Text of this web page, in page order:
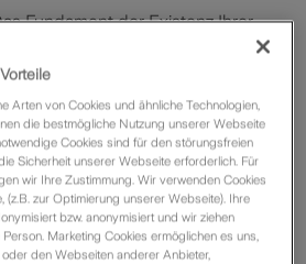
Fundament der Existenz Ihrer
wenn Schäden durch Feuer,
Hagel oder
Wohngebäudeversicherung sind
vor den finanziellen Folgen
Arten von Cookies und ähnliche Technologien,
die bestmögliche Nutzung unserer Webseite
Cookies sind für den störungsfreien
Sicherheit unserer Webseite erforderlich. Für
wir Ihre Zustimmung. Wir verwenden Cookies
(z.B. zur Optimierung unserer Webseite). Ihre
bzw. anonymisiert und wir ziehen
Marketing Cookies ermöglichen es uns,
den Webseiten anderer Anbieter,